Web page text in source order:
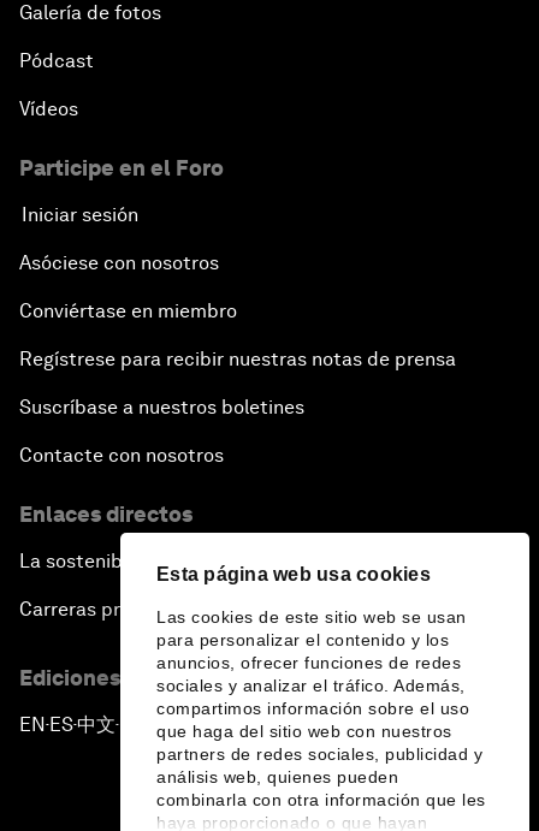
Esta página web usa cookies
Las cookies de este sitio web se usan
para personalizar el contenido y los
anuncios, ofrecer funciones de redes
sociales y analizar el tráfico. Además,
compartimos información sobre el uso
que haga del sitio web con nuestros
partners de redes sociales, publicidad y
análisis web, quienes pueden
combinarla con otra información que les
haya proporcionado o que hayan
Galería de fotos
Pódcast
Vídeos
Participe en el Foro
Iniciar sesión
Asóciese con nosotros
Conviértase en miembro
Regístrese para recibir nuestras notas de prensa
Suscríbase a nuestros boletines
Contacte con nosotros
Enlaces directos
La sostenibilidad en el Foro
Carreras profesionales
Ediciones en otros idiomas
EN ▪ ES▪中文▪ 日本語